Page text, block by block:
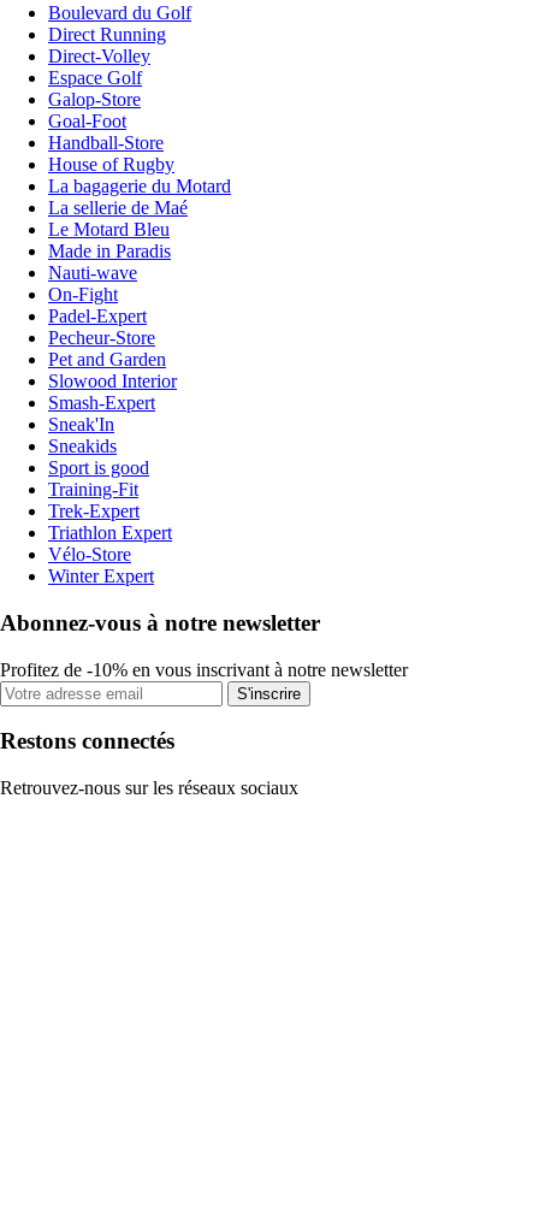
Boulevard du Golf
Direct Running
Direct-Volley
Espace Golf
Galop-Store
Goal-Foot
Handball-Store
House of Rugby
La bagagerie du Motard
La sellerie de Maé
Le Motard Bleu
Made in Paradis
Nauti-wave
On-Fight
Padel-Expert
Pecheur-Store
Pet and Garden
Slowood Interior
Smash-Expert
Sneak'In
Sneakids
Sport is good
Training-Fit
Trek-Expert
Triathlon Expert
Vélo-Store
Winter Expert
Abonnez-vous à notre newsletter
Profitez de -10% en vous inscrivant à notre newsletter
S'inscrire
Restons connectés
Retrouvez-nous sur les réseaux sociaux